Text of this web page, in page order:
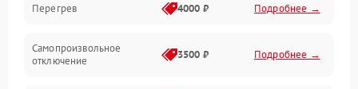
Перегрев 4000 ₽ Подробнее →
Самопроизвольное
отключение
3500 ₽ Подробнее →